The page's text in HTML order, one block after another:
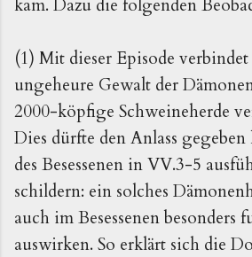
kam. Dazu die folgenden
(1) Mit dieser Episode
ungeheure Gewalt der
2000-köpfige Schweineherde
Dies dürfte den Anlass gegeben
des Besessenen in VV.3-5
schildern: ein solches
auch im Besessenen besonders
auswirken. So erklärt sich die